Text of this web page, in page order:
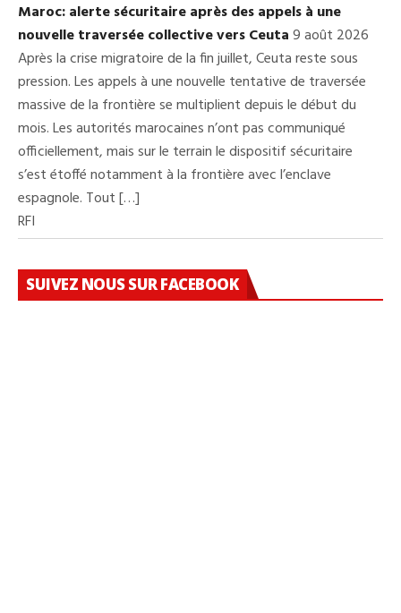
Maroc: alerte sécuritaire après des appels à une
nouvelle traversée collective vers Ceuta9 août 2026
Après la crise migratoire de la fin juillet, Ceuta reste sous
pression. Les appels à une nouvelle tentative de traversée
massive de la frontière se multiplient depuis le début du
mois. Les autorités marocaines n’ont pas communiqué
officiellement, mais sur le terrain le dispositif sécuritaire
s’est étoffé notamment à la frontière avec l’enclave
espagnole. Tout […]
RFI
SUIVEZ NOUS SUR FACEBOOK